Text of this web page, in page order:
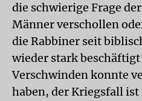
die schwierige Frage
Männer verschollen
die Rabbiner seit
wieder stark beschäftigt
Verschwinden konnte
haben, der Kriegsfall